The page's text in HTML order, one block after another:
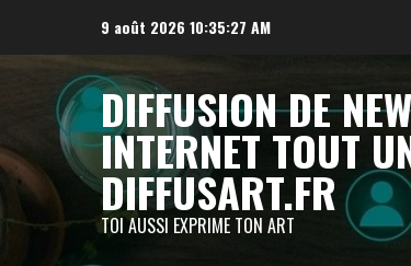
contenu
9 août 2026 10:35:28 AM
DIFFUSION DE
INTERNET TOUT
DIFFUSART.FR
TOI AUSSI EXPRIME TON ART